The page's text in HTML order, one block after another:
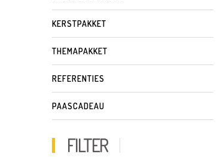
KERSTPAKKET
THEMAPAKKET
REFERENTIES
PAASCADEAU
FILTER